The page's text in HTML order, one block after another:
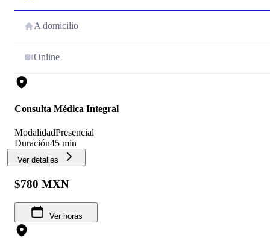
A domicilio
Online
Consulta Médica Integral
ModalidadPresencial
Duración45 min
Ver detalles
$780 MXN
Ver horas